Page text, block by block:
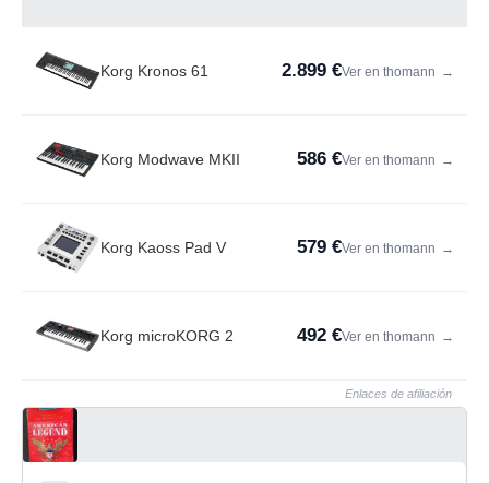
Korg Kronos 61 2.899 €Ver en thomann →
Korg Modwave MKII 586 €Ver en thomann →
Korg Kaoss Pad V 579 €Ver en thomann →
Korg microKORG 2 492 €Ver en thomann →
Enlaces de afiliación